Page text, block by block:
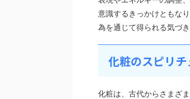
意識するきっかけともな
為を通じて得られる気づ
化粧のスピリ
化粧は、古代からさまざ